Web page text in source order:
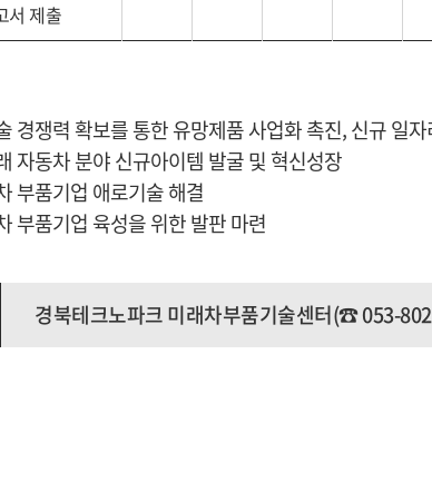
서 제출
경쟁력 확보를 통한 유망제품 사업화 촉진, 신규 일
자동차 분야 신규아이템 발굴 및 혁신성장
부품기업 애로기술 해결
부품기업 육성을 위한 발판 마련
경북테크노파크 미래차부품기술센터(☎ 053-